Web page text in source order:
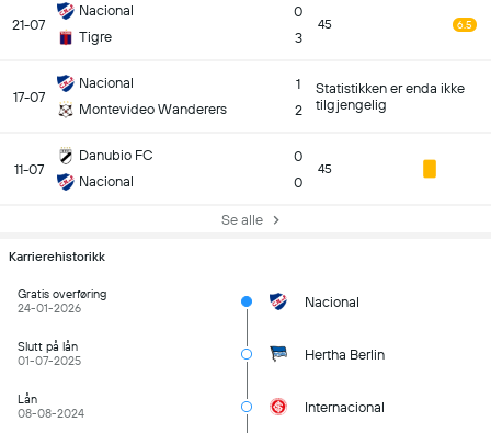
21-07
Nacional
Tigre
0
3
45 6.5
17-07
Nacional
Montevideo Wanderers
1
2
Statistikken er enda ikke
tilgjengelig
11-07
Danubio FC
Nacional
0
0
45
Se alle
Karrierehistorikk
Gratis overføring
24-01-2026
Nacional
Slutt på lån
01-07-2025
Hertha Berlin
Lån
08-08-2024
Internacional